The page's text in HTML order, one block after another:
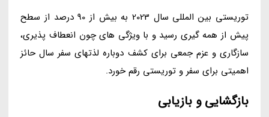
توریستی بین المللی سال 2023 به بیش از 90 درصد از سطح
پیش از همه گیری رسید و با ویژگی های چون انعطاف پذیری،
سازگاری و عزم جمعی برای کشف دوباره لذتهای سفر سال حائز
اهمیتی برای سفر و توریستی رقم خورد.
بازگشایی و بازیابی